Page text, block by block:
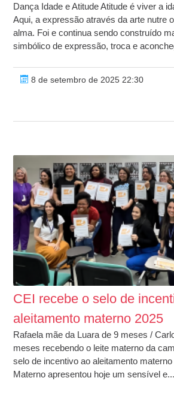
Dança Idade e Atitude Atitude é viver a
Aqui, a expressão através da arte nutre
alma. Foi e continua sendo construído
simbólico de expressão, troca e
8 de setembro de 2025 22:30
CEI recebe o selo de
aleitamento materno​ 2025
Rafaela mãe da Luara de 9 meses /
meses recebendo o leite materno da
selo de incentivo ao aleitamento
Materno apresentou hoje um sensível e...